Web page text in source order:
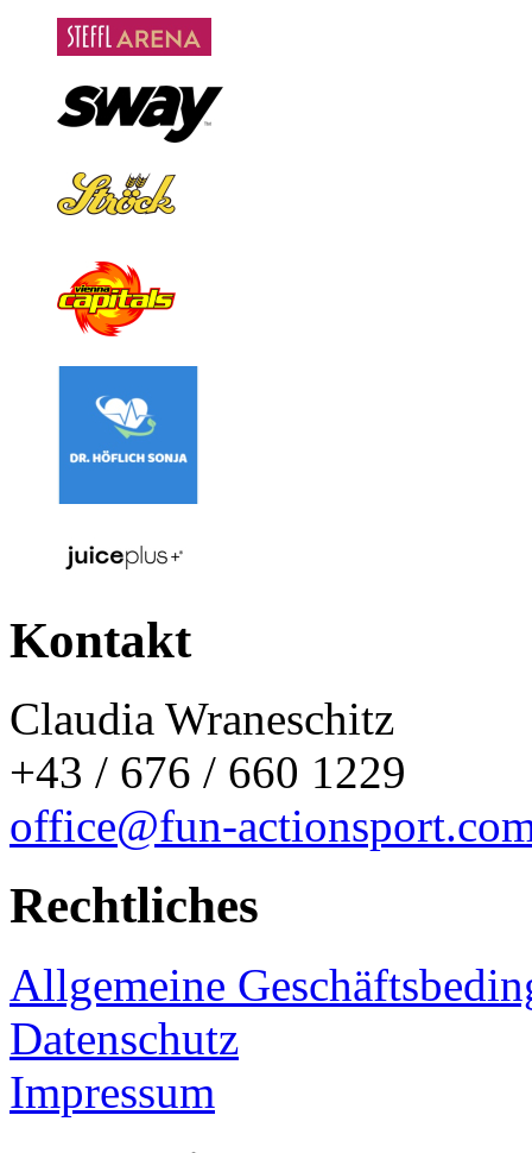
Kontakt
Claudia Wraneschitz
+43 / 676 / 660 1229
office@fun-
Rechtliches
Allgemeine
Datenschutz
Impressum